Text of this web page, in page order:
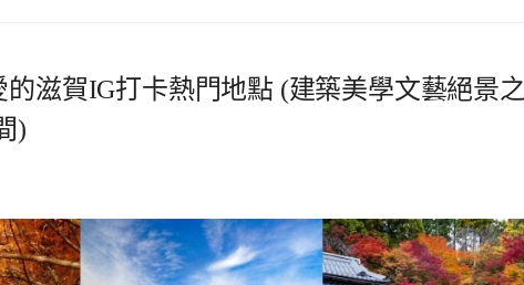
滋賀IG打卡熱門地點 (建築美學文藝絕景之
)